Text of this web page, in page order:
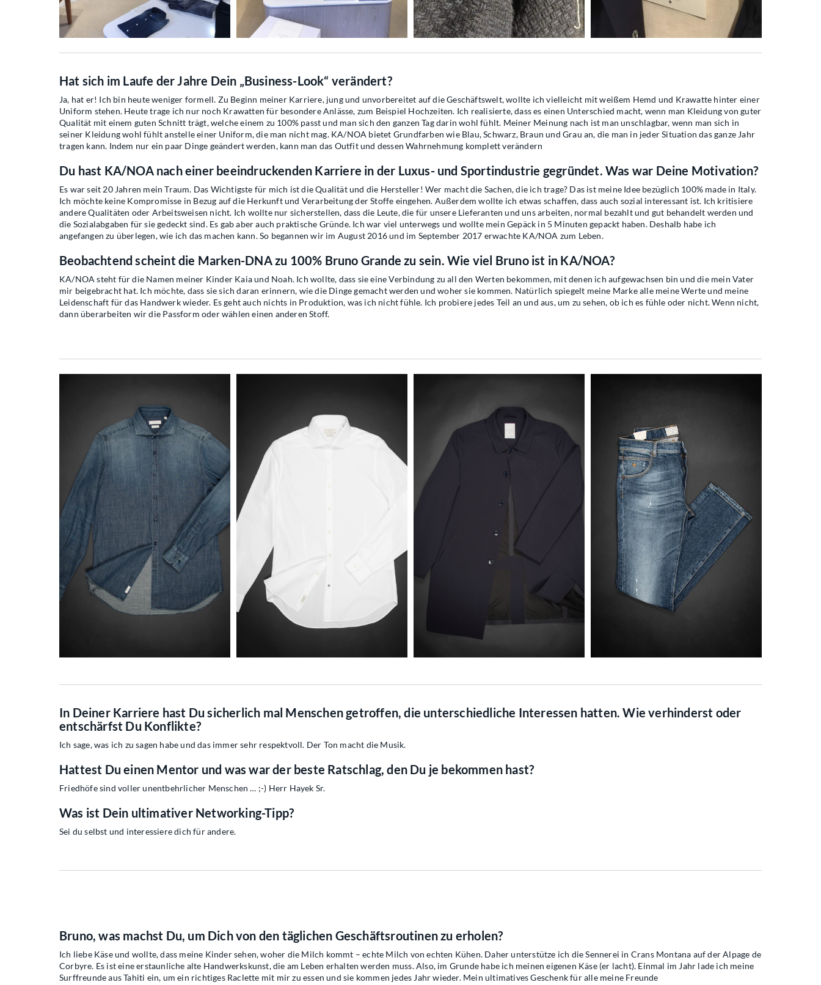
Hat sich im Laufe der Jahre Dein „Business-Look“ verändert?
Ja, hat er! Ich bin heute weniger formell. Zu Beginn meiner Karriere, jung und unvorbereitet auf die Geschäftswelt, wollte ich vielleicht mit weißem Hemd und Krawatte hinter einer
Uniform stehen. Heute trage ich nur noch Krawatten für besondere Anlässe, zum Beispiel Hochzeiten. Ich realisierte, dass es einen Unterschied macht, wenn man Kleidung von guter
Qualität mit einem guten Schnitt trägt, welche einem zu 100% passt und man sich den ganzen Tag darin wohl fühlt. Meiner Meinung nach ist man unschlagbar, wenn man sich in
seiner Kleidung wohl fühlt anstelle einer Uniform, die man nicht mag. KA/NOA bietet Grundfarben wie Blau, Schwarz, Braun und Grau an, die man in jeder Situation das ganze Jahr
tragen kann. Indem nur ein paar Dinge geändert werden, kann man das Outfit und dessen Wahrnehmung komplett verändern
Du hast KA/NOA nach einer beeindruckenden Karriere in der Luxus- und Sportindustrie gegründet. Was war Deine Motivation?
Es war seit 20 Jahren mein Traum. Das Wichtigste für mich ist die Qualität und die Hersteller! Wer macht die Sachen, die ich trage? Das ist meine Idee bezüglich 100% made in Italy.
Ich möchte keine Kompromisse in Bezug auf die Herkunft und Verarbeitung der Stoffe eingehen. Außerdem wollte ich etwas schaffen, dass auch sozial interessant ist. Ich kritisiere
andere Qualitäten oder Arbeitsweisen nicht. Ich wollte nur sicherstellen, dass die Leute, die für unsere Lieferanten und uns arbeiten, normal bezahlt und gut behandelt werden und
die Sozialabgaben für sie gedeckt sind. Es gab aber auch praktische Gründe. Ich war viel unterwegs und wollte mein Gepäck in 5 Minuten gepackt haben. Deshalb habe ich
angefangen zu überlegen, wie ich das machen kann. So begannen wir im August 2016 und im September 2017 erwachte KA/NOA zum Leben.
Beobachtend scheint die Marken-DNA zu 100% Bruno Grande zu sein. Wie viel Bruno ist in KA/NOA?
KA/NOA steht für die Namen meiner Kinder Kaia und Noah. Ich wollte, dass sie eine Verbindung zu all den Werten bekommen, mit denen ich aufgewachsen bin und die mein Vater
mir beigebracht hat. Ich möchte, dass sie sich daran erinnern, wie die Dinge gemacht werden und woher sie kommen. Natürlich spiegelt meine Marke alle meine Werte und meine
Leidenschaft für das Handwerk wieder. Es geht auch nichts in Produktion, was ich nicht fühle. Ich probiere jedes Teil an und aus, um zu sehen, ob ich es fühle oder nicht. Wenn nicht,
dann überarbeiten wir die Passform oder wählen einen anderen Stoff.
In Deiner Karriere hast Du sicherlich mal Menschen getroffen, die unterschiedliche Interessen hatten. Wie verhinderst oder
entschärfst Du Konflikte?
Ich sage, was ich zu sagen habe und das immer sehr respektvoll. Der Ton macht die Musik.
Hattest Du einen Mentor und was war der beste Ratschlag, den Du je bekommen hast?
Friedhöfe sind voller unentbehrlicher Menschen … ;-) Herr Hayek Sr.
Was ist Dein ultimativer Networking-Tipp?
Sei du selbst und interessiere dich für andere.
Bruno, was machst Du, um Dich von den täglichen Geschäftsroutinen zu erholen?
Ich liebe Käse und wollte, dass meine Kinder sehen, woher die Milch kommt – echte Milch von echten Kühen. Daher unterstütze ich die Sennerei in Crans Montana auf der Alpage de
Corbyre. Es ist eine erstaunliche alte Handwerkskunst, die am Leben erhalten werden muss. Also, im Grunde habe ich meinen eigenen Käse (er lacht). Einmal im Jahr lade ich meine
Surffreunde aus Tahiti ein, um ein richtiges Raclette mit mir zu essen und sie kommen jedes Jahr wieder. Mein ultimatives Geschenk für alle meine Freunde